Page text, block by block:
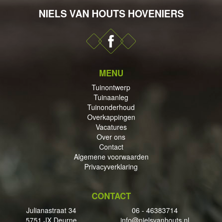
NIELS VAN HOUTS HOVENIERS
MENU
Tuinontwerp
Tuinaanleg
Tuinonderhoud
Overkappingen
Vacatures
Over ons
Contact
Algemene voorwaarden
Privacyverklaring
CONTACT
Julianastraat 34
06 - 46383714
5751 JX Deurne
info@nielsvanhouts.nl